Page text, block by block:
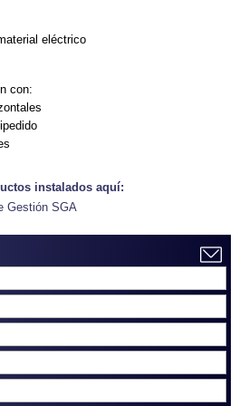
eléctrico
con:
instalados aquí:
Gestión SGA